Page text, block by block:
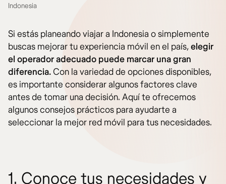
Indonesia
Si estás planeando viajar a Indonesia o simplemente
buscas mejorar tu experiencia móvil en el país,elegir
el operador adecuado puede marcar una gran
diferencia.Con la variedad de opciones disponibles,
es importante considerar algunos factores clave
antes de tomar una decisión. Aquí te ofrecemos
algunos consejos prácticos para ayudarte a
seleccionar la mejor red móvil para tus necesidades.
1. Conoce tus necesidades y